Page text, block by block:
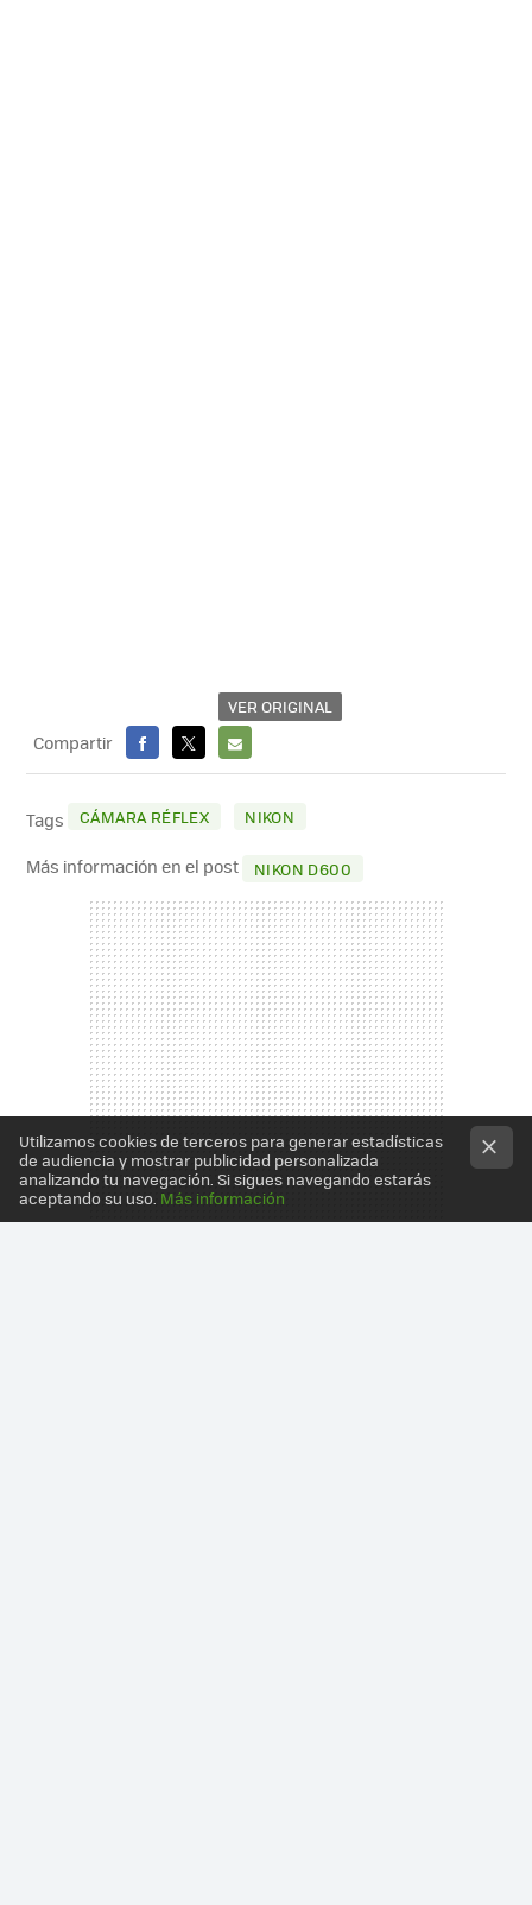
VER ORIGINAL
Compartir
FACEBOOK
X
E-
MAIL
Tags CÁMARA RÉFLEX NIKON
Más información en el post NIKON D600
Utilizamos cookies de terceros para generar estadísticas
de audiencia y mostrar publicidad personalizada
analizando tu navegación. Si sigues navegando estarás
aceptando su uso. Más información